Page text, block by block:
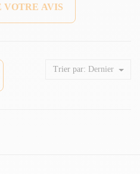
VOTRE AVIS
Trier par: Dernier